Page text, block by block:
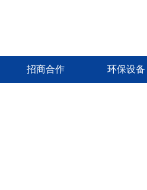
招商合作 环保设备